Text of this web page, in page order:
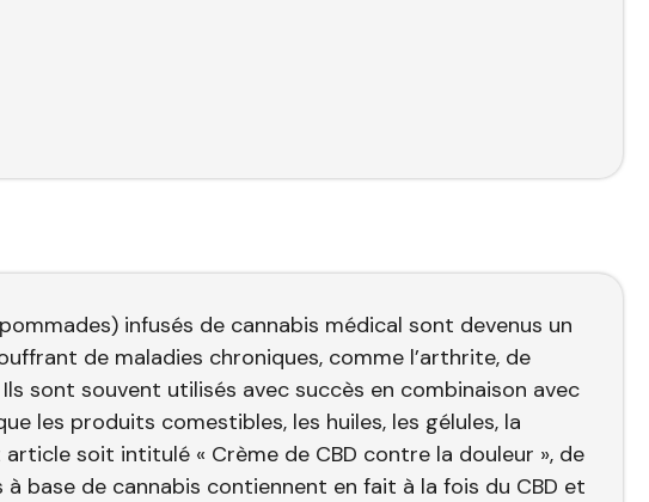
infusés de cannabis médical sont devenus un
de maladies chroniques, comme l’arthrite, de
sont souvent utilisés avec succès en combinaison avec
les produits comestibles, les huiles, les gélules, la
soit intitulé « Crème de CBD contre la douleur », de
base de cannabis contiennent en fait à la fois du CBD et